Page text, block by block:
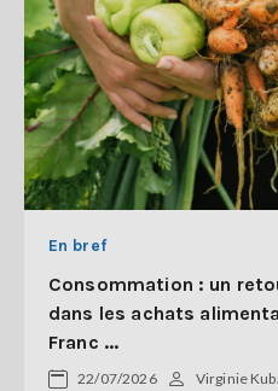
En bref
Consommation : un
dans les achats
Franc ...
22/07/2026
Virginie